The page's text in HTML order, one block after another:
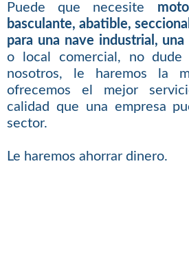
Puede que necesite
basculante, abatible,
para una nave industrial, una
o local comercial, no dude
nosotros, le haremos la
ofrecemos el mejor
calidad que una empresa
sector.
Le haremos ahorrar dinero.